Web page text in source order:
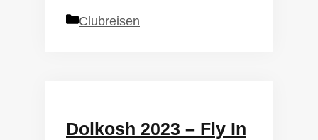
Kategorien
Clubreisen
Dolkosh 2023 – Fly In